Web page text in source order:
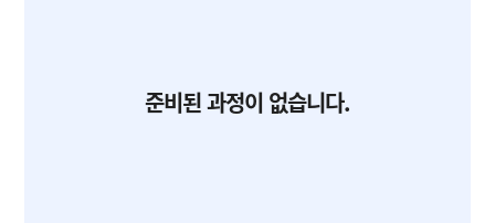
준비된 과정이 없습니다.